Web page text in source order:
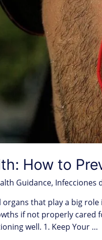
How to
Guidance, Infecciones
that play a big
if not properly cared
well. 1. Keep Your …